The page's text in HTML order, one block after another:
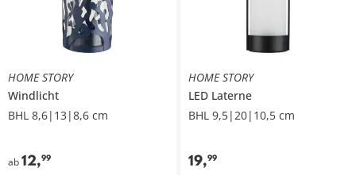
HOME STORY
Windlicht
BHL 8,6|13|8,6 cm
ab12,99
HOME STORY
LED Laterne
BHL 9,5|20|10,5 cm
19,99